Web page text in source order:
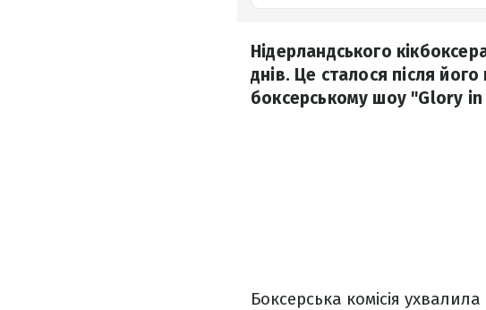
Нідерландського
днів. Це сталося після
боксерському шоу "Glory in
Боксерська комісія